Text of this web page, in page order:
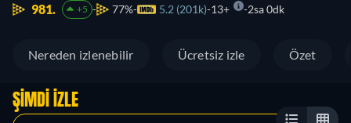
981.
+5 77% 5.2 (201k) 13+ 2sa 0dk
Nereden izlenebilir Ücretsiz izle Özet
ŞIMDI İZLE